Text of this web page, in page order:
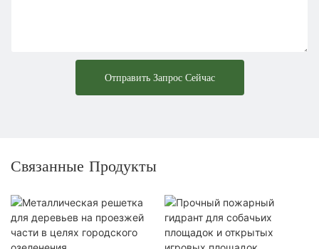
Отправить Запрос Сейчас
Связанные Продукты